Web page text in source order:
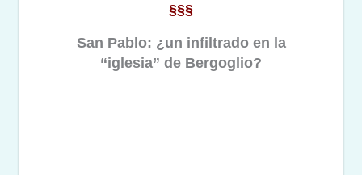
§§§
San Pablo: ¿un infiltrado en la
“iglesia” de Bergoglio?